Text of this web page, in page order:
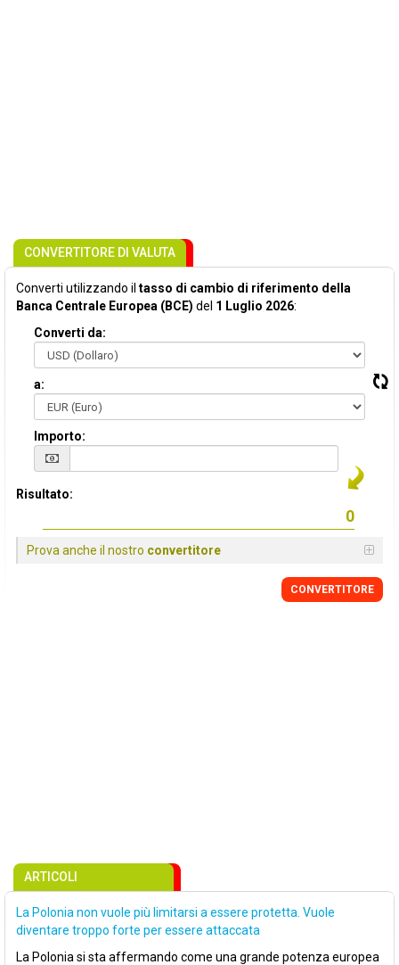
CONVERTITORE DI VALUTA
Converti utilizzando il tasso di cambio di riferimento della
Banca Centrale Europea (BCE) del 1 Luglio 2026:
Converti da:
a:
Importo:
Risultato:
Prova anche il nostro convertitore
CONVERTITORE
ARTICOLI
La Polonia non vuole più limitarsi a essere protetta. Vuole
diventare troppo forte per essere attaccata
La Polonia si sta affermando come una grande potenza europea